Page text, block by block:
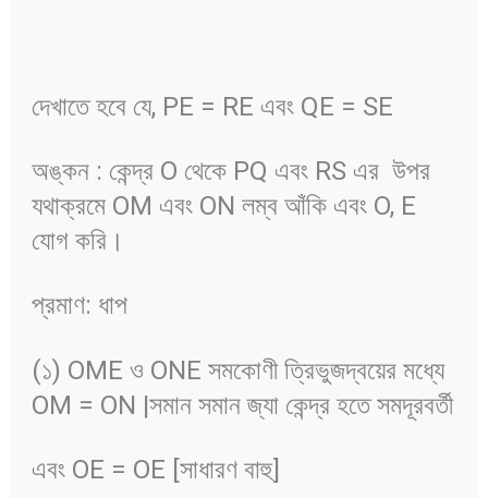
দেখাতে হবে যে, PE = RE এবং QE = SE
অঙ্কন : কেন্দ্র O থেকে PQ এবং RS এর উপর
যথাক্রমে OM এবং ON লম্ব আঁকি এবং O, E
যোগ করি।
প্রমাণ: ধাপ
(১) OME ও ONE সমকোণী ত্রিভুজদ্বয়ের মধ্যে
OM = ON |সমান সমান জ্যা কেন্দ্র হতে সমদূরবর্তী
এবং OE = OE [সাধারণ বাহু]